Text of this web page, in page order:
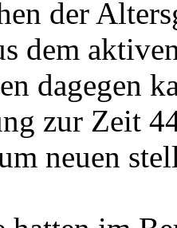
der
dem
dagegen
zur Zeit
neuen